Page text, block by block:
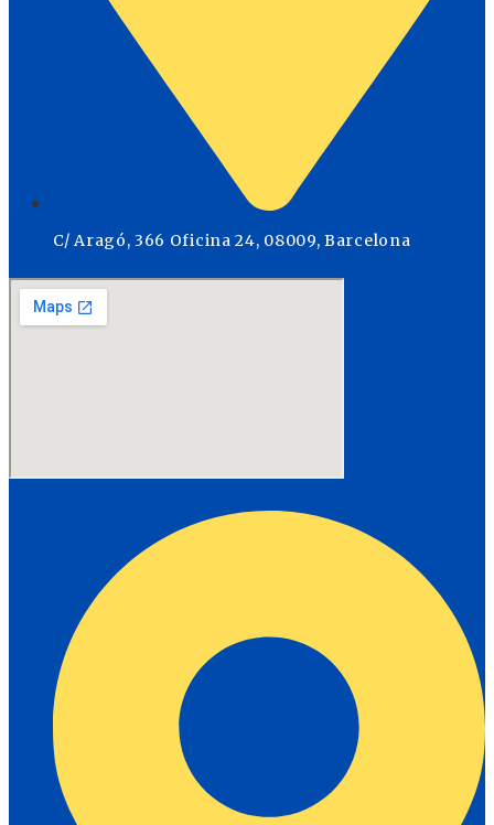
C/ Aragó, 366 Oficina 24, 08009, Barcelona